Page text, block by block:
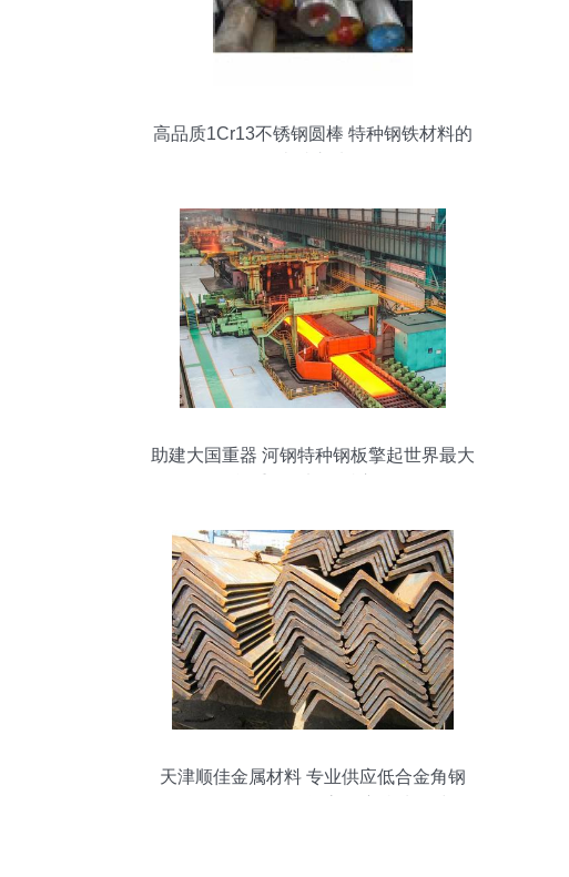
高品质1Cr13不锈钢圆棒 特种钢铁材料的
助建大国重器 河钢特种钢板擎起世界最大
天津顺佳金属材料 专业供应低合金角钢